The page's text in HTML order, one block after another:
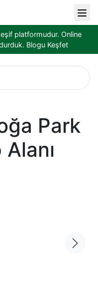
platformudur. Online
Blogu Keşfet
Park